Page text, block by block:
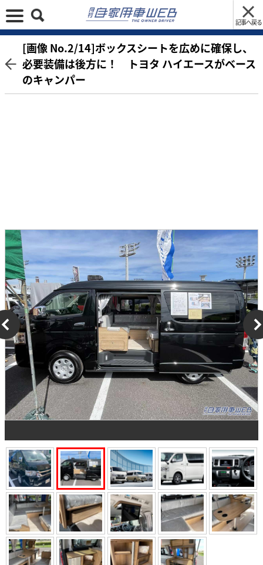
記事へ戻る
[画像 No.2/14]ボックスシートを広めに確保し、
必要装備は後方に！ トヨタ ハイエースがベース
のキャンパー